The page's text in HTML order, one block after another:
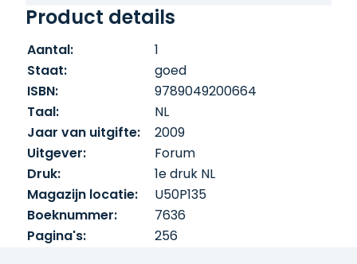
Product details
Aantal:
1
Staat:
goed
ISBN:
9789049200664
Taal:
NL
Jaar van uitgifte:
2009
Uitgever:
Forum
Druk:
1e druk NL
Magazijn locatie:
U50P135
Boeknummer:
7636
Pagina's:
256